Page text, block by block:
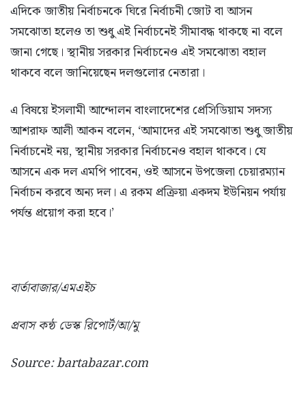
এদিকে জাতীয় নির্বাচনকে ঘিরে নির্বাচনী জোট বা আসন
সমঝোতা হলেও তা শুধু এই নির্বাচনেই সীমাবদ্ধ থাকছে না বলে
জানা গেছে। স্থানীয় সরকার নির্বাচনেও এই সমঝোতা বহাল
থাকবে বলে জানিয়েছেন দলগুলোর নেতারা।
এ বিষয়ে ইসলামী আন্দোলন বাংলাদেশের প্রেসিডিয়াম সদস্য
আশরাফ আলী আকন বলেন, ‘আমাদের এই সমঝোতা শুধু জাতীয়
নির্বাচনেই নয়, স্থানীয় সরকার নির্বাচনেও বহাল থাকবে। যে
আসনে এক দল এমপি পাবেন, ওই আসনে উপজেলা চেয়ারম্যান
নির্বাচন করবে অন্য দল। এ রকম প্রক্রিয়া একদম ইউনিয়ন পর্যায়
পর্যন্ত প্রয়োগ করা হবে।’
বার্তাবাজার/এমএইচ
প্রবাস কন্ঠ ডেস্ক রিপোর্ট/আ/মু
Source: bartabazar.com